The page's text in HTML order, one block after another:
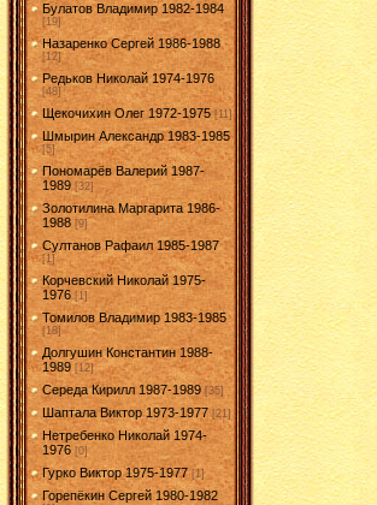
Булатов Владимир 1982-1984
[19]
Назаренко Сергей 1986-1988
[12]
Редьков Николай 1974-1976
[48]
Щекочихин Олег 1972-1975 [11]
Шмырин Александр 1983-1985
[5]
Пономарёв Валерий 1987-
1989 [32]
Золотилина Маргарита 1986-
1988 [9]
Султанов Рафаил 1985-1987
[1]
Корчевский Николай 1975-
1976 [1]
Томилов Владимир 1983-1985
[18]
Долгушин Константин 1988-
1989 [12]
Середа Кирилл 1987-1989 [35]
Шаптала Виктор 1973-1977 [21]
Нетребенко Николай 1974-
1976 [0]
Гурко Виктор 1975-1977 [1]
Горепёкин Сергей 1980-1982